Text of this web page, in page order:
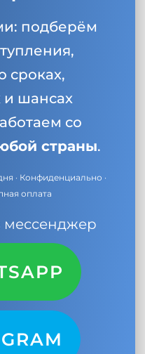
подберём
сроках,
и шансах
со
страны.
· Конфиденциально ·
оплата